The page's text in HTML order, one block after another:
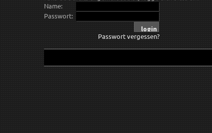
Name:
Passwort:
Passwort vergessen?